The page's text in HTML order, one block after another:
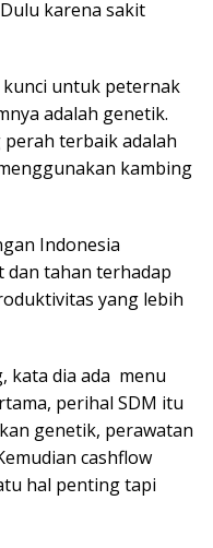
karena sakit
kunci untuk peternak
adalah genetik.
terbaik adalah
kambing
Indonesia
dan tahan terhadap
yang lebih
kata dia ada menu
perihal SDM itu
genetik, perawatan
cashflow
hal penting tapi